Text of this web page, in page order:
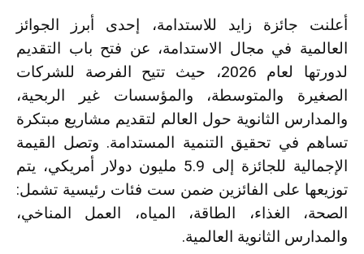
أعلنت جائزة زايد للاستدامة، إحدى أبرز الجوائز
العالمية في مجال الاستدامة، عن فتح باب التقديم
لدورتها لعام 2026، حيث تتيح الفرصة للشركات
الصغيرة والمتوسطة، والمؤسسات غير الربحية،
والمدارس الثانوية حول العالم لتقديم مشاريع مبتكرة
تساهم في تحقيق التنمية المستدامة. وتصل القيمة
الإجمالية للجائزة إلى 5.9 مليون دولار أمريكي، يتم
توزيعها على الفائزين ضمن ست فئات رئيسية تشمل:
الصحة، الغذاء، الطاقة، المياه، العمل المناخي،
والمدارس الثانوية العالمية.